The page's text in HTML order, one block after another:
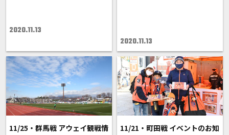
2020.11.13
2020.11.13
11/25・群馬戦 アウェイ観戦情
11/21・町田戦 イベントのお知